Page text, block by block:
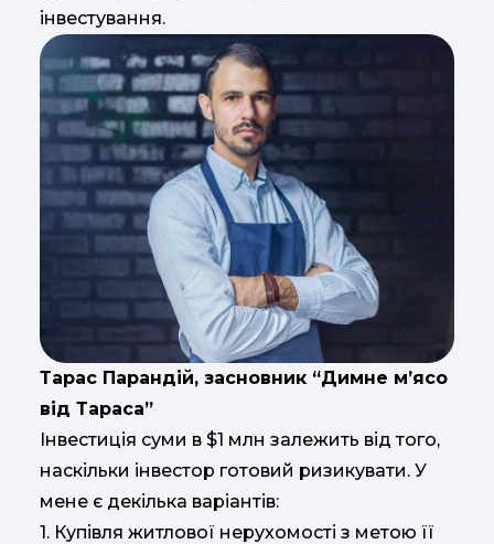
інвестування.
Тарас Парандій, засновник “Димне м’ясо
від Тараса”
Інвестиція суми в $1 млн залежить від того,
наскільки інвестор готовий ризикувати. У
мене є декілька варіантів:
1. Купівля житлової нерухомості з метою її